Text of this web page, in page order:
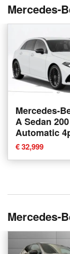
Mercedes-
Mercedes-
A Sedan
Automatic
Executive
Verona
€ 32,999
Mercedes-